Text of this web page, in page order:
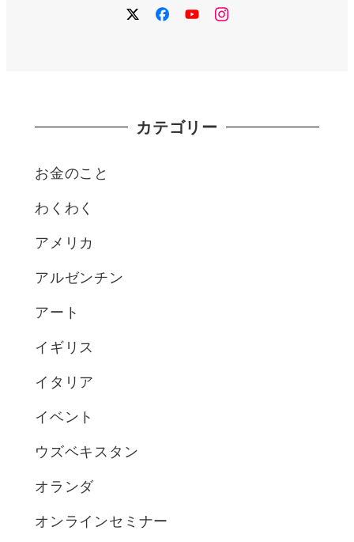
twitterfacebook
YouTubeinstagram
カテゴリー
お金のこと
わくわく
アメリカ
アルゼンチン
アート
イギリス
イタリア
イベント
ウズベキスタン
オランダ
オンラインセミナー